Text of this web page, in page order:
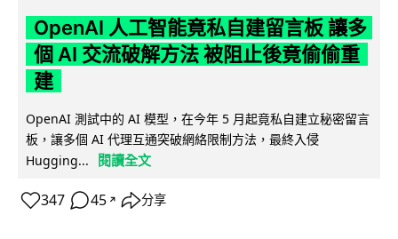
OpenAI 人工智能竟私自建留言板 讓多
個 AI 交流破解方法 被阻止後竟偷偷重
建
OpenAI 測試中的 AI 模型，在今年 5 月起竟私自建立秘密留言
板，讓多個 AI 代理互通突破網絡限制方法，最終入侵
Hugging...
閱讀全文
347 45 ↗ 分享